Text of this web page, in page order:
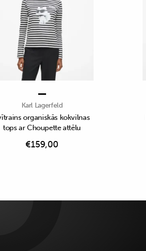
Karl Lagerfeld
organiskās kokvilnas
tops ar Choupette attēlu
€159,00